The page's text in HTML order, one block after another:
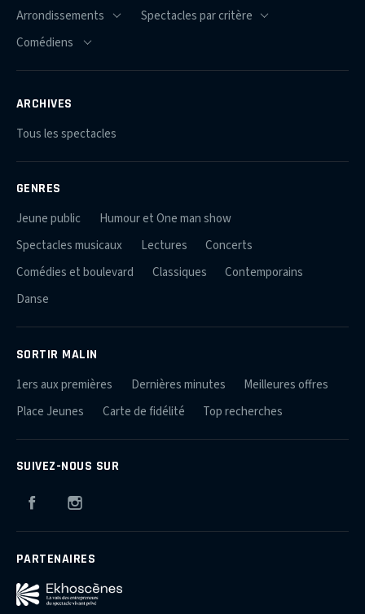
ARCHIVES
Tous les spectacles
GENRES
Jeune public
Humour et One man show
Spectacles musicaux
Lectures
Concerts
Comédies et boulevard
Classiques
Contemporains
Danse
SORTIR MALIN
1ers aux premières Dernières minutes
Meilleures offres
Place Jeunes
Carte de fidélité Top recherches
SUIVEZ-NOUS SUR
Facebook
PARTENAIRES